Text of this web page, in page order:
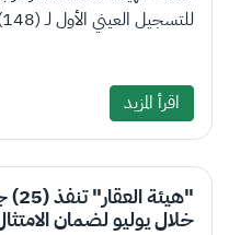
للتسجيل العيني الأول لـ (148) قطعة عقارية في...
اقرأ المزيد
خلال يوليو لضمان